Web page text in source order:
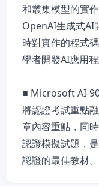
和叢集模型的實
OpenAI生成式AI
時對實作的程式
學者開發AI應用程
■ Microsoft AI-
將認證考試重點
章內容重點，同
認證模擬試題，
認證的最佳教材。